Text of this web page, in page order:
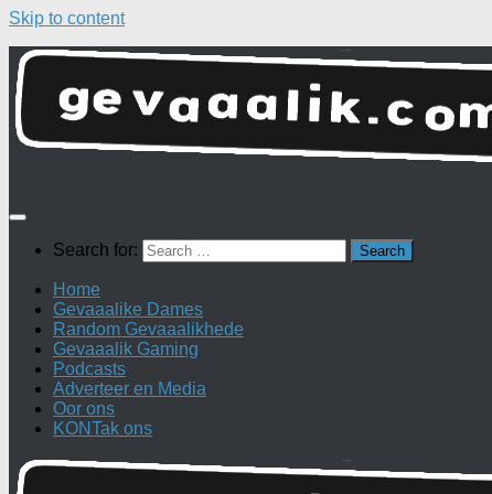
Skip to content
Search for:
Home
Gevaaalike Dames
Random Gevaaalikhede
Gevaaalik Gaming
Podcasts
Adverteer en Media
Oor ons
KONTak ons